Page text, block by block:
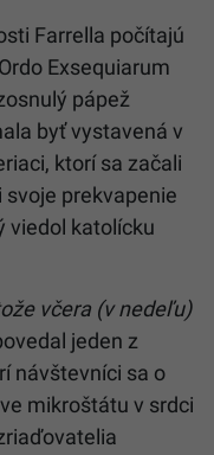
Farrella počítajú
Exsequiarum
pápež
byť vystavená v
ktorí sa začali
prekvapenie
viedol katolícku
včera (v nedeľu)
jeden z
návštevníci sa o
mikroštátu v srdci